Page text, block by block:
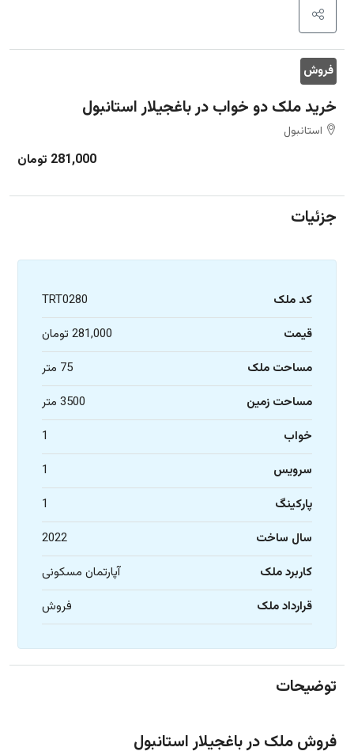
فروش
خرید ملک دو خواب در باغجیلار استانبول
استانبول
281,000 تومان
جزئیات
کد ملک
TRT0280
قیمت
281,000 تومان
مساحت ملک
75 متر
مساحت زمین
3500 متر
خواب
1
سرویس
1
پارکینگ
1
سال ساخت
2022
کاربرد ملک
آپارتمان مسکونی
قرارداد ملک
فروش
توضیحات
فروش ملک در باغجیلار استانبول